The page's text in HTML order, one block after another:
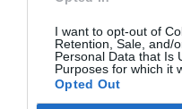
I want to opt-out of
Retention, Sale, and/
Personal Data that Is
Purposes for which it
Opted Out
d’altres
servir